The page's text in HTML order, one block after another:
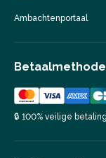
Ambachtenportaal
🔒 100% veilige betaling